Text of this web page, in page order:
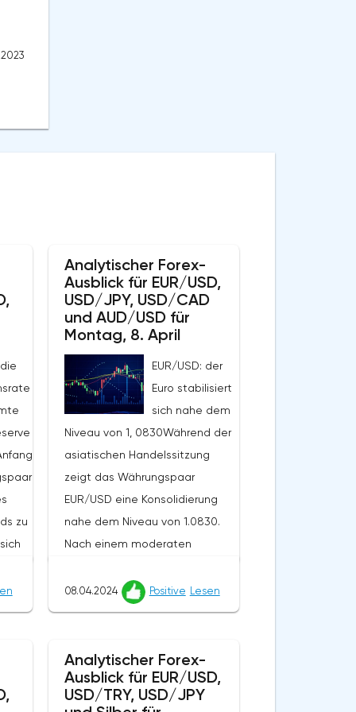
zu
New
Analytischer Forex-
Ausblick für EUR/USD,
USD/JPY, USD/CAD
und AUD/USD für
Montag, 8. April
EUR/USD: der
Euro stabilisiert
sich nahe dem
Niveau von 1, 0830Während der
asiatischen Handelssitzung
zeigt das Währungspaar
EUR/USD eine Konsolidierung
nahe dem Niveau von 1.0830.
Nach einem moderaten
der Woche bewegte sich der
Euro nach unten, unterstützt
Arbeitsmarktdaten.Die März-
Statistiken zeigten einen
Anstieg von Arbeitsplätzen
08.04.2024 Positive Lesen
Analytischer Forex-
Ausblick für EUR/USD,
USD/TRY, USD/JPY